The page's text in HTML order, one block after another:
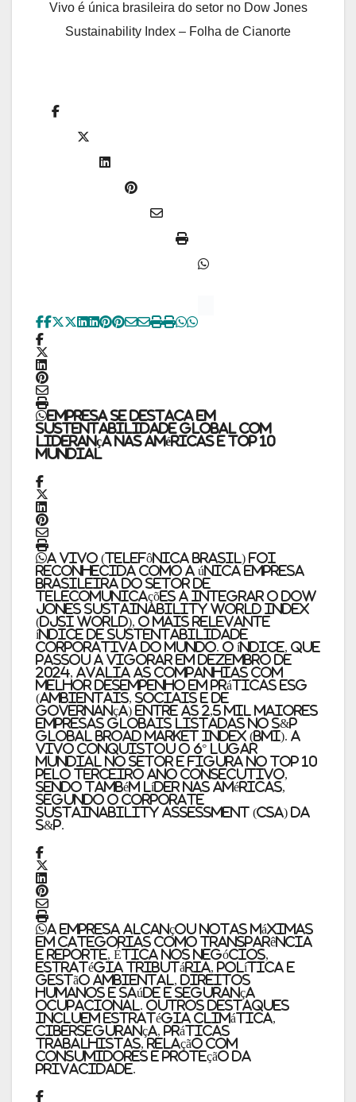
Vivo é única brasileira do setor no Dow Jones
Sustainability Index – Folha de Cianorte
Empresa se destaca em
sustentabilidade global com
liderança nas Américas e TOP 10
mundial
A Vivo (Telefônica Brasil) foi
reconhecida como a única empresa
brasileira do setor de
telecomunicações a integrar o Dow
Jones Sustainability World Index
(DJSI World), o mais relevante
índice de sustentabilidade
corporativa do mundo. O índice, que
passou a vigorar em dezembro de
2024, avalia as companhias com
melhor desempenho em práticas ESG
(ambientais, sociais e de
governança) entre as 2,5 mil maiores
empresas globais listadas no S&P
Global Broad Market Index (BMI). A
Vivo conquistou o 6° lugar
mundial no setor e figura no TOP 10
pelo terceiro ano consecutivo,
sendo também líder nas Américas,
segundo o Corporate
Sustainability Assessment (CSA) da
S&P.
A empresa alcançou notas máximas
em categorias como Transparência
e Reporte, Ética nos Negócios,
Estratégia Tributária, Política e
Gestão Ambiental, Direitos
Humanos e Saúde e Segurança
Ocupacional. Outros destaques
incluem Estratégia Climática,
Cibersegurança, Práticas
Trabalhistas, Relação com
Consumidores e Proteção da
Privacidade.